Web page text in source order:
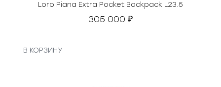
Loro Piana Extra Pocket Backpack L23.5
305 000 ₽
В КОРЗИНУ